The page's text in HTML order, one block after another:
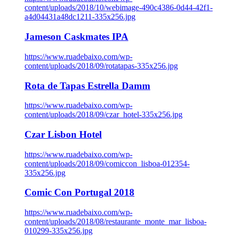
content/uploads/2018/10/webimage-490c4386-0d44-42f1-
a4d04431a48dc1211-335x256.jpg
Jameson Caskmates IPA
https://www.ruadebaixo.com/wp-
content/uploads/2018/09/rotatapas-335x256.jpg
Rota de Tapas Estrella Damm
https://www.ruadebaixo.com/wp-
content/uploads/2018/09/czar_hotel-335x256.jpg
Czar Lisbon Hotel
https://www.ruadebaixo.com/wp-
content/uploads/2018/09/comiccon_lisboa-012354-
335x256.jpg
Comic Con Portugal 2018
https://www.ruadebaixo.com/wp-
content/uploads/2018/08/restaurante_monte_mar_lisboa-
010299-335x256.jpg